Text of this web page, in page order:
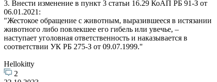
3. Внести изменение в пункт 3 статьи 16.29 КоАП РБ 91-З от
06.01.2021:
"Жестокое обращение с животным, выразившееся в истязании
животного либо повлекшее его гибель или увечье, –
наступает уголовная ответственность и наказывается в
соответствии УК РБ 275-З от 09.07.1999."
Hellokitty
2